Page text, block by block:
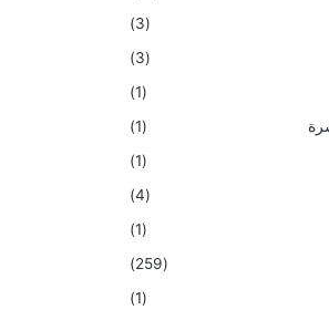
(3)
(3)
(1)
(1)
(1)
(4)
(1)
(259)
(1)